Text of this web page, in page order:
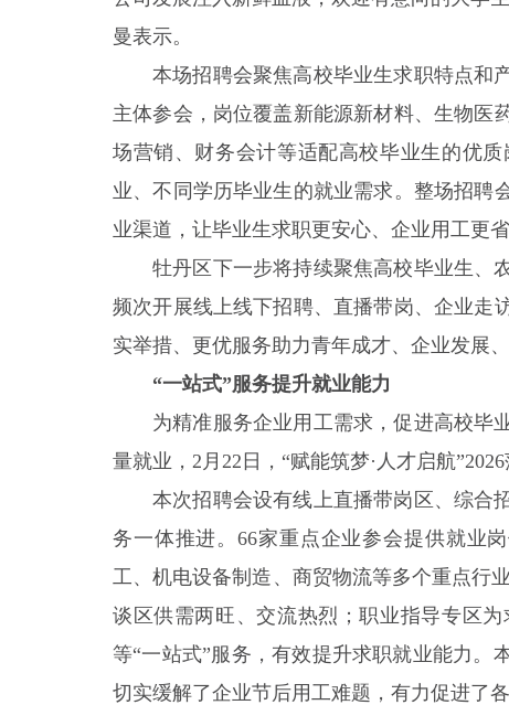
曼表示。
本场招聘会聚焦高校毕业生求职特点和
主体参会，岗位覆盖新能源新材料、生物医
场营销、财务会计等适配高校毕业生的优
业、不同学历毕业生的就业需求。整场招聘
业渠道，让毕业生求职更安心、企业用工更省
牡丹区下一步将持续聚焦高校毕业生、
频次开展线上线下招聘、直播带岗、企业走
实举措、更优服务助力青年成才、企业发展
“一站式”服务提升就业能力
为精准服务企业用工需求，促进高校毕
量就业，2月22日，“赋能筑梦·人才启航
本次招聘会设有线上直播带岗区、综合
务一体推进。66家重点企业参会提供就业
工、机电设备制造、商贸物流等多个重点行
谈区供需两旺、交流热烈；职业指导专区
等“一站式”服务，有效提升求职就业能力。
切实缓解了企业节后用工难题，有力促进了